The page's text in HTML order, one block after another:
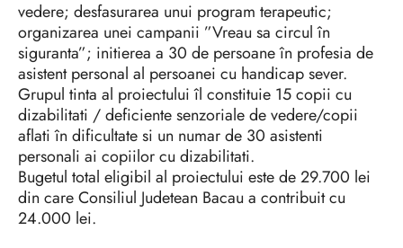
vedere; desfasurarea unui program terapeutic;
organizarea unei campanii ”Vreau sa circul în
siguranta”; initierea a 30 de persoane în profesia de
asistent personal al persoanei cu handicap sever.
Grupul tinta al proiectului îl constituie 15 copii cu
dizabilitati / deficiente senzoriale de vedere/copii
aflati în dificultate si un numar de 30 asistenti
personali ai copiilor cu dizabilitati.
Bugetul total eligibil al proiectului este de 29.700 lei
din care Consiliul Judetean Bacau a contribuit cu
24.000 lei.